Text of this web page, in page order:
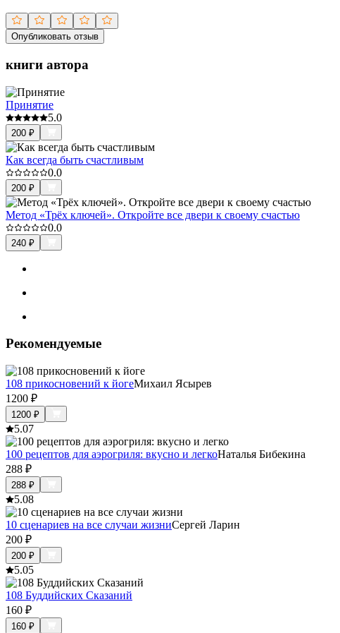
Опубликовать отзыв
книги автора
Принятие
5.0
200 ₽
Как всегда быть счастливым
0.0
200 ₽
Метод «Трёх ключей». Откройте все двери к своему счастью
0.0
240 ₽
Рекомендуемые
108 прикосновений к йогеМихаил Ясырев
1200 ₽
1200 ₽
5.07
100 рецептов для аэрогриля: вкусно и легкоНаталья Бибекина
288 ₽
288 ₽
5.08
10 сценариев на все случаи жизниСергей Ларин
200 ₽
200 ₽
5.05
108 Буддийских Сказаний
160 ₽
160 ₽